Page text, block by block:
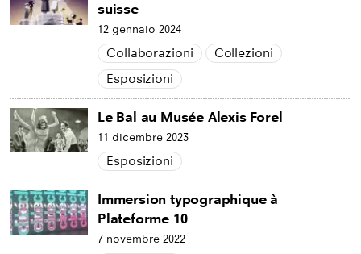
suisse
12 gennaio 2024
Collaborazioni
Collezioni
Esposizioni
Le Bal au Musée Alexis Forel
11 dicembre 2023
Esposizioni
Immersion typographique à
Plateforme 10
7 novembre 2022